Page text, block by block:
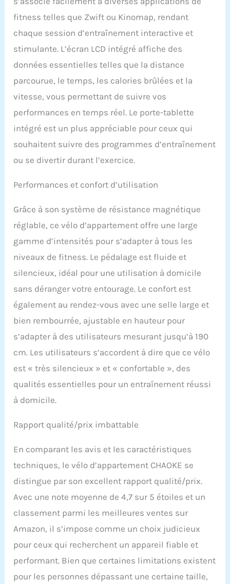
Synchronisez
simplement votre vélo
d'appartement avec votre
tablette, connectez
l'application et
commencez à vous
entraîner ! De plus, ce
vélo d'appartement est
ergométrique qui vous
permet de suivre
clairement le temps, la
vitesse, la distance et les
calories brûlées. De
bien pour les débutants
𝗩𝗘́𝗟𝗢
𝗗'𝗔𝗣𝗣𝗔𝗥𝗧𝗘𝗠𝗘𝗡𝗧 𝗔̀
𝗠𝗔𝗚𝗡𝗘́𝗧𝗜𝗤𝗨𝗘
𝗔𝗠𝗘́𝗟𝗜𝗢𝗥𝗘́,
𝗦𝗜𝗟𝗘𝗡𝗖𝗜𝗘𝗨𝗫 : Le vélo
d'appartement CHAOKE
résistance magnétique
nouvelle génération,
et à un système de
freinage contrôlé par
expérience de conduite
exceptionnellement
seulement 20 décibels
les autres vélos). De jour
pouvez vous entraîner en
toute tranquillité, à tout
moment et en tout lieu,
sans déranger les autres.
𝗥𝗘́𝗚𝗟𝗔𝗚𝗘 𝗗𝗘 𝗟𝗔
𝗥𝗘́𝗦𝗜𝗦𝗧𝗔𝗡𝗖𝗘 𝗗𝗘 𝟬 𝗔̀
𝟭𝟬𝟬% : Ce vélo de fitness
professionnel a une
plage de résistance de 0
continu. Le système de
fitness telles que Zwift ou Kinomap, rendant
chaque session d’entraînement interactive et
stimulante. L’écran LCD intégré affiche des
données essentielles telles que la distance
parcourue, le temps, les calories brûlées et la
vitesse, vous permettant de suivre vos
performances en temps réel. Le porte-tablette
intégré est un plus appréciable pour ceux qui
souhaitent suivre des programmes d’entraînement
ou se divertir durant l’exercice.
Performances et confort d’utilisation
Grâce à son système de résistance magnétique
réglable, ce vélo d’appartement offre une large
gamme d’intensités pour s’adapter à tous les
niveaux de fitness. Le pédalage est fluide et
silencieux, idéal pour une utilisation à domicile
sans déranger votre entourage. Le confort est
également au rendez-vous avec une selle large et
bien rembourrée, ajustable en hauteur pour
s’adapter à des utilisateurs mesurant jusqu’à 190
cm. Les utilisateurs s’accordent à dire que ce vélo
est « très silencieux » et « confortable », des
qualités essentielles pour un entraînement réussi
à domicile.
Rapport qualité/prix imbattable
En comparant les avis et les caractéristiques
techniques, le vélo d’appartement CHAOKE se
distingue par son excellent rapport qualité/prix.
Avec une note moyenne de 4,7 sur 5 étoiles et un
classement parmi les meilleures ventes sur
Amazon, il s’impose comme un choix judicieux
pour ceux qui recherchent un appareil fiable et
performant. Bien que certaines limitations existent
pour les personnes dépassant une certaine taille,